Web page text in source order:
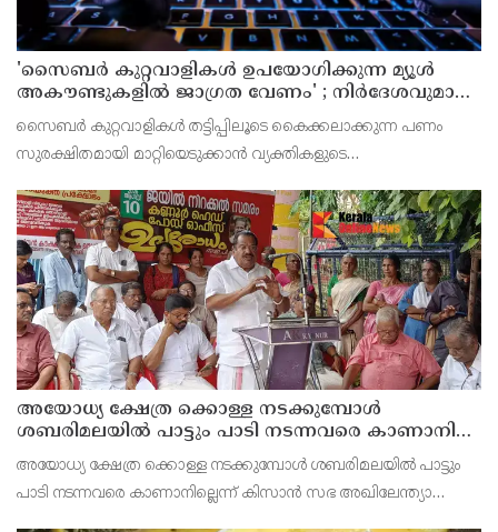
'സൈബര്‍ കുറ്റവാളികള്‍ ഉപയോഗിക്കുന്ന മ്യൂള്‍
അകൗണ്ടുകളില്‍ ജാഗ്രത വേണം' ; നിര്‍ദേശവുമായി
പൊലീസ്
സൈബര്‍ കുറ്റവാളികള്‍ തട്ടിപ്പിലൂടെ കൈക്കലാക്കുന്ന പണം
സുരക്ഷിതമായി മാറ്റിയെടുക്കാന്‍ വ്യക്തികളുടെ
അക്കൗണ്ടുകളായ മ്യൂള്‍ അകൗണ്ടുകളില്‍ ജാഗ്രത വേണമെന്ന
അയോധ്യ ക്ഷേത്ര ക്കൊള്ള നടക്കുമ്പോൾ
ശബരിമലയിൽ പാട്ടും പാടി നടന്നവരെ കാണാനില്ല ;
അയോധ്യ ക്ഷേത്ര ക്കൊള്ള നടക്കുമ്പോൾ ശബരിമലയിൽ പാട്ടും
പാടി നടന്നവരെ കാണാനില്ലെന്ന് കിസാൻ സഭ അഖിലേന്ത്യാ